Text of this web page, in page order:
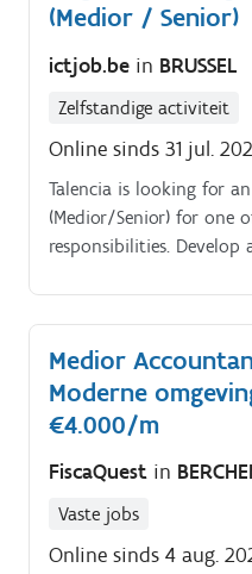
voor;Je biedt
verzorgt de btw-
(Medior / Senior)
ictjob.be in BRUSSEL
Zelfstandige activiteit
Online sinds 31 jul.
Talencia is looking for
(Medior/Senior) for one
responsibilities.
with business and
quality solutions
development, testing,
features Ensure code
continuous
Medior
Moderne
€4.000/m
FiscaQuest in
Vaste jobs
Online sinds 4 aug.